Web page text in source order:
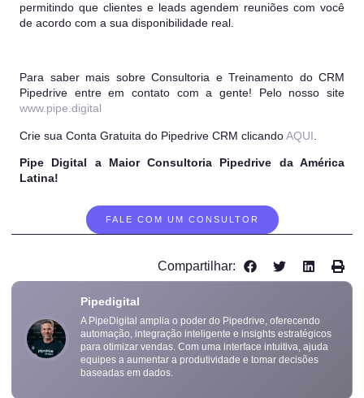
permitindo que clientes e leads agendem reuniões com você
de acordo com a sua disponibilidade real.
Para saber mais sobre Consultoria e Treinamento do CRM
Pipedrive entre em contato com a gente! Pelo nosso site
www.pipe.digital
Crie sua Conta Gratuita do Pipedrive CRM clicandoAQUI
Pipe Digital a Maior Consultoria Pipedrive da América
Latina!
FALE COM UM CONSULTOR
Compartilhar:
Pipedigital
A PipeDigital amplia o poder do Pipedrive, oferecendo
automação, integração inteligente e insights estratégicos
para otimizar vendas. Com uma interface intuitiva, ajuda
equipes a aumentar a produtividade e tomar decisões
baseadas em dados.